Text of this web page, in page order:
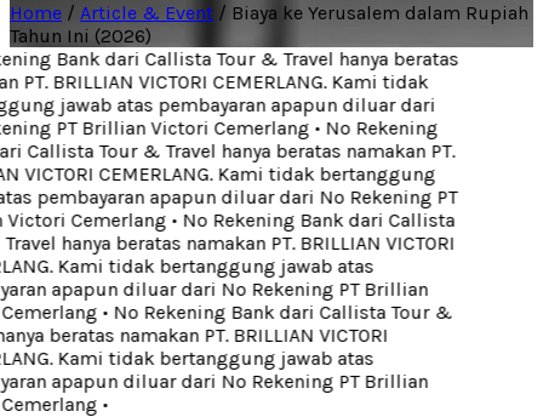
Home / Article & Event / Biaya ke Yerusalem dalam Rupiah
Tahun Ini (2026)
Bank dari Callista Tour & Travel hanya beratas
PT. BRILLIAN VICTORI CEMERLANG. Kami tidak
jawab atas pembayaran apapun diluar dari
PT Brillian Victori Cemerlang• No Rekening
Callista Tour & Travel hanya beratas namakan PT.
VICTORI CEMERLANG. Kami tidak bertanggung
pembayaran apapun diluar dari No Rekening PT
Cemerlang• No Rekening Bank dari Callista
hanya beratas namakan PT. BRILLIAN VICTORI
Kami tidak bertanggung jawab atas
apapun diluar dari No Rekening PT Brillian
• No Rekening Bank dari Callista Tour &
beratas namakan PT. BRILLIAN VICTORI
Kami tidak bertanggung jawab atas
apapun diluar dari No Rekening PT Brillian
•